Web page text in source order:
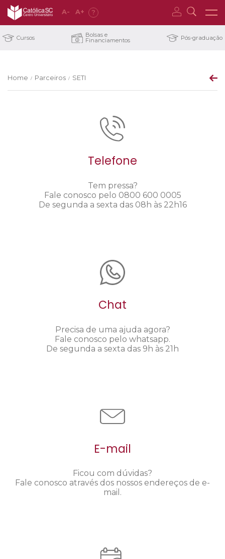
A- A+ ?
Cursos Bolsas e
Financiamentos Pós-graduação
Home / Parceiros / SETI
Telefone
Tem pressa?
Fale conosco pelo 0800 600 0005
De segunda a sexta das 08h às 22h16
Chat
Precisa de uma ajuda agora?
Fale conosco pelo whatsapp.
De segunda a sexta das 9h às 21h
E-mail
Ficou com dúvidas?
Fale conosco através dos nossos endereços de e-
mail.